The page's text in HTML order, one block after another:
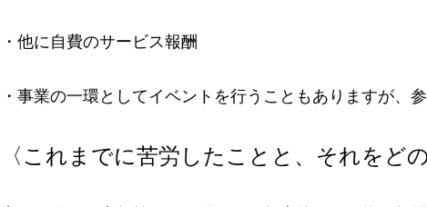
・他に自費のサービス報酬
・事業の一環としてイベントを行うこともありますが、
〈これまでに苦労したことと、それをど